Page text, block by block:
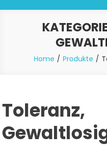
Home Produkte
Toleranz,